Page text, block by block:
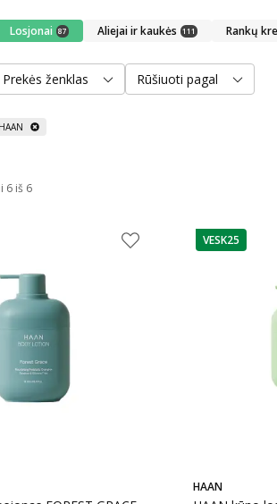
Losjonai 87 Aliejai ir kaukės 111 Rankų
Prekės ženklas Rūšiuoti pagal
HAAN
6 iš 6
patarimas
VESK25
HAAN